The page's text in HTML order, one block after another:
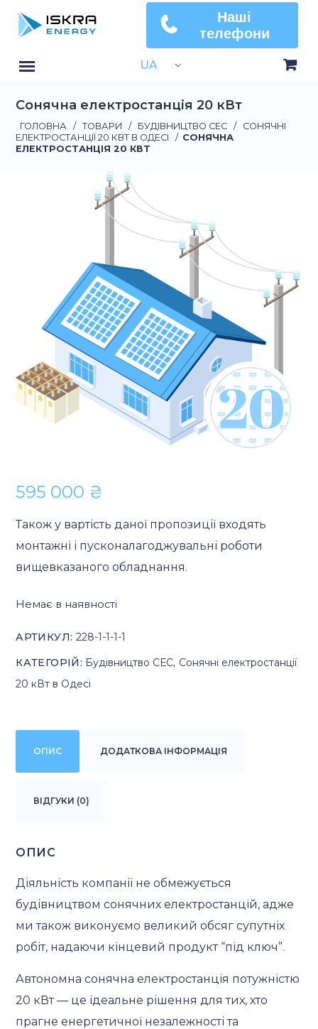
Наші
телефони
UA
Сонячна електростанція 20 кВт
ГОЛОВНА / ТОВАРИ / БУДІВНИЦТВО СЕС /
СОНЯЧНІ
ЕЛЕКТРОСТАНЦІЇ 20 КВТ В ОДЕСІ
/ СОНЯЧНА
ЕЛЕКТРОСТАНЦІЯ 20 КВТ
595 000 ₴
Також у вартість даної пропозиції входять
монтажні і пусконалагоджувальні роботи
вищевказаного обладнання.
Немає в наявності
АРТИКУЛ: 228-1-1-1-1
КАТЕГОРІЙ: Будівництво СЕС, Сонячні електростанції
20 кВт в Одесі
ОПИС ДОДАТКОВА ІНФОРМАЦІЯ
ВІДГУКИ (0)
ОПИС
Діяльність компанії не обмежується
будівництвом сонячних електростанцій, адже
ми також виконуємо великий обсяг супутніх
робіт, надаючи кінцевий продукт “під ключ”.
Автономна сонячна електростанція потужністю
20 кВт — це ідеальне рішення для тих, хто
прагне енергетичної незалежності та